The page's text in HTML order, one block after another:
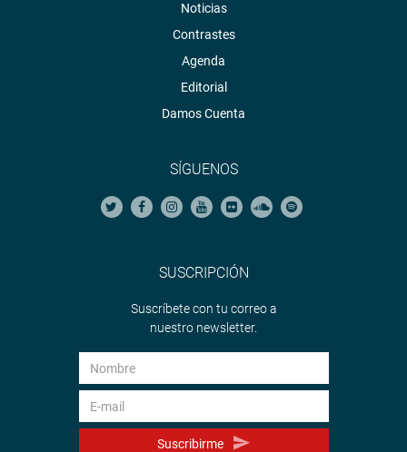
Noticias
Contrastes
Agenda
Editorial
Damos Cuenta
SÍGUENOS
SUSCRIPCIÓN
Suscríbete con tu correo a
nuestro newsletter.
Suscribirme